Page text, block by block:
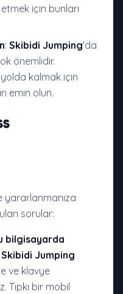
için bunları
: Skibidi Jumping'da
önemlidir.
kalmak için
emin olun.
yararlanmanıza
sorular:
bilgisayarda
Skibidi Jumping
ve klavye
Tıpkı bir mobil